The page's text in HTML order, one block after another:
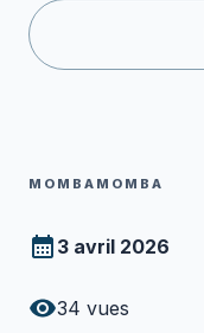
MOMBAMOMBA
3 avril 2026
34 vues